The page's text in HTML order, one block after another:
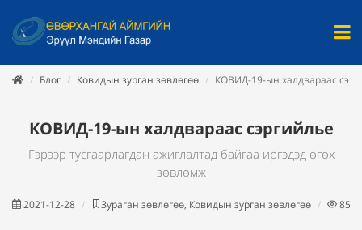
Блог Ковидын зурган зөвлөгөө КОВИД-19-ын халдвараас
КОВИД-19-ын халдвараас сэргийлье
Гэрээр тусгаарлагдан ажиглалтад байгаа иргэдэд өгөх
зөвлөмж
2021-12-28 Зураган зөвлөгөө, Ковидын зурган зөвлөгөө 854